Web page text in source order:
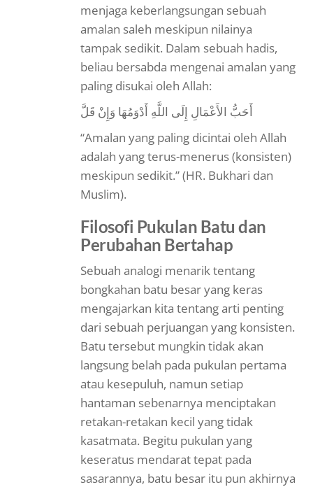
menjaga keberlangsungan sebuah
amalan saleh meskipun nilainya
tampak sedikit. Dalam sebuah hadis,
beliau bersabda mengenai amalan yang
paling disukai oleh Allah:
أَحَبُّ الأَعْمَالِ إِلَى اللَّهِ أَدْوَمُهَا وَإِنْ قَلَّ
“Amalan yang paling dicintai oleh Allah
adalah yang terus-menerus (konsisten)
meskipun sedikit.” (HR. Bukhari dan
Muslim).
Filosofi Pukulan Batu dan
Perubahan Bertahap
Sebuah analogi menarik tentang
bongkahan batu besar yang keras
mengajarkan kita tentang arti penting
dari sebuah perjuangan yang konsisten.
Batu tersebut mungkin tidak akan
langsung belah pada pukulan pertama
atau kesepuluh, namun setiap
hantaman sebenarnya menciptakan
retakan-retakan kecil yang tidak
kasatmata. Begitu pukulan yang
keseratus mendarat tepat pada
sasarannya, batu besar itu pun akhirnya